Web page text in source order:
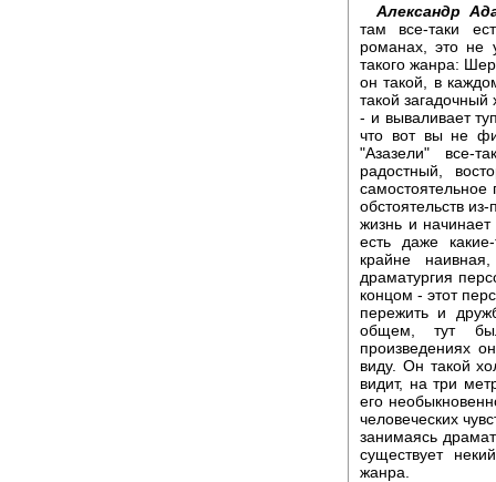
Александр
там все-таки
романах, это не
такого жанра:
он такой, в
такой загадочный
- и вываливает
что вот вы не
"Азазели" все-
радостный,
самостоятельное
обстоятельств
жизнь и
есть даже
крайне
драматургия
концом - этот
пережить и
общем, тут
произведениях
виду. Он такой
видит, на три
его
человеческих
занимаясь
существует
жанра.